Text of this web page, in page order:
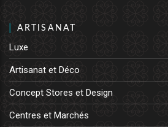
ARTISANAT
Luxe
Artisanat et Déco
Concept Stores et Design
Centres et Marchés